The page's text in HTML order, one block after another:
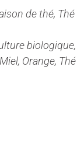
de thé,
biologique,
Miel, Orange,